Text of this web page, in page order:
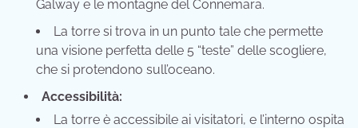
Galway e le montagne del Connemara.
La torre si trova in un punto tale che permette
una visione perfetta delle 5 “teste” delle scogliere,
che si protendono sull’oceano.
Accessibilità:
La torre è accessibile ai visitatori, e l’interno ospita